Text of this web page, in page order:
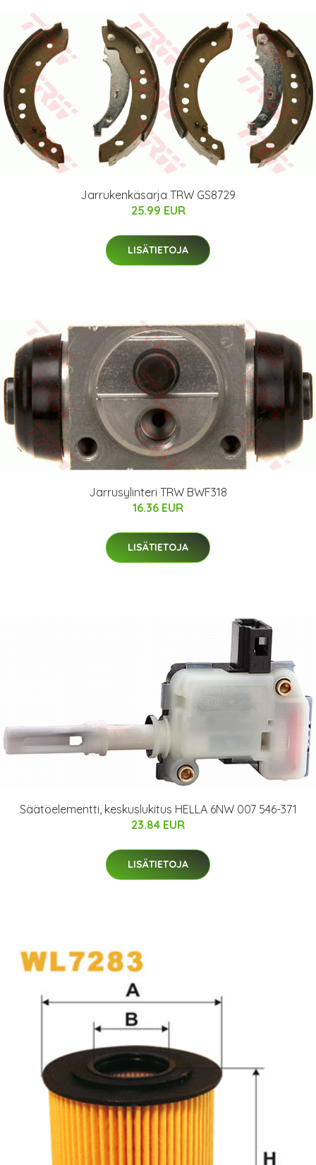
Jarrukenkäsarja TRW GS8729
25.99 EUR
LISÄTIETOJA
Jarrusylinteri TRW BWF318
16.36 EUR
LISÄTIETOJA
Säätöelementti, keskuslukitus HELLA 6NW 007 546-371
23.84 EUR
LISÄTIETOJA